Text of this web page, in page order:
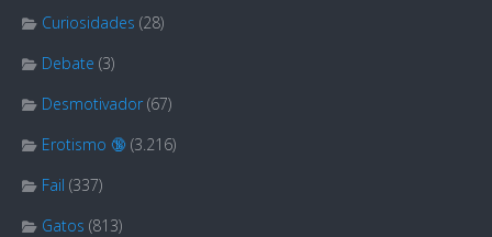
Curiosidades (28)
Debate (3)
Desmotivador (67)
Erotismo 🔞 (3.216)
Fail (337)
Gatos (813)